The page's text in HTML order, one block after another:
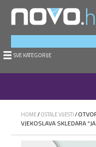
SVE KATEGORIJE
HOME/OSTALE VIJESTI/
VJEKOSLAVA SKLEDARA